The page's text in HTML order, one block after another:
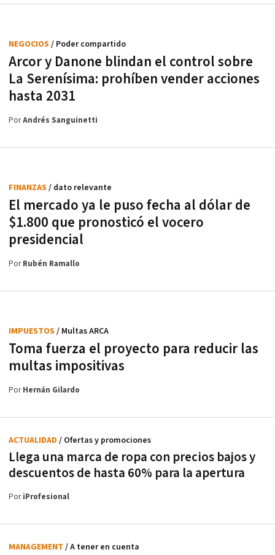
Arcor y Danone blindan el control sobre
La Serenísima: prohíben vender acciones
hasta 2031
NEGOCIOS / Poder compartido
PorAndrés Sanguinetti
El mercado ya le puso fecha al dólar de
$1.800 que pronosticó el vocero
presidencial
FINANZAS / dato relevante
PorRubén Ramallo
Toma fuerza el proyecto para reducir las
multas impositivas
IMPUESTOS / Multas ARCA
PorHernán Gilardo
Llega una marca de ropa con precios bajos y
descuentos de hasta 60% para la apertura
ACTUALIDAD / Ofertas y promociones
PoriProfesional
MANAGEMENT / A tener en cuenta